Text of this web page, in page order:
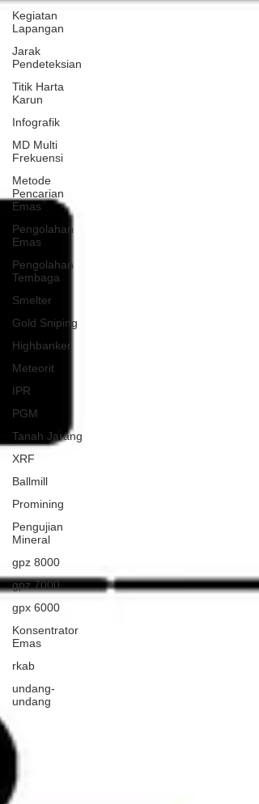
Kegiatan
Lapangan
Jarak
Pendeteksian
Titik Harta
Karun
Infografik
MD Multi
Frekuensi
Metode
Pencarian
Emas
Pengolahan
Emas
Pengolahan
Tembaga
Smelter
Gold Sniping
Highbanker
Meteorit
IPR
PGM
Tanah Jarang
XRF
Ballmill
Promining
Pengujian
Mineral
gpz 8000
gpz 7000
gpx 6000
Konsentrator
Emas
rkab
undang-
undang